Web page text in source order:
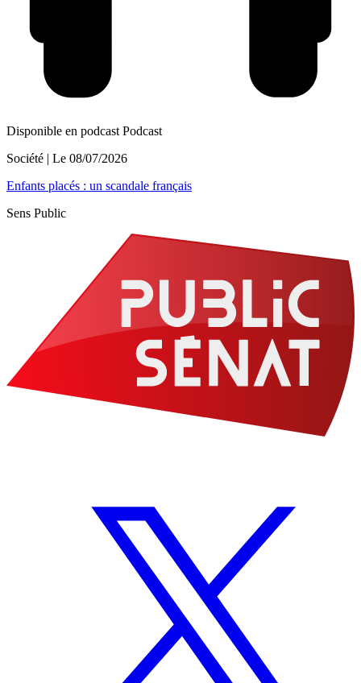
Disponible en podcast Podcast
Société | Le 08/07/2026
Enfants placés : un scandale français
Sens Public